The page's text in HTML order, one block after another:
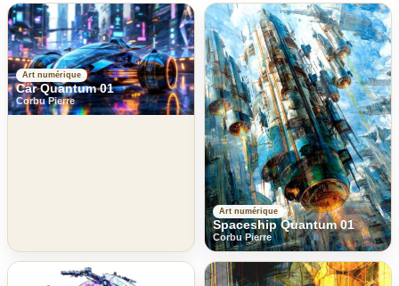
Art numérique
Car Quantum 01
Corbu Pierre
Art numérique
Spaceship Quantum 01
Corbu Pierre